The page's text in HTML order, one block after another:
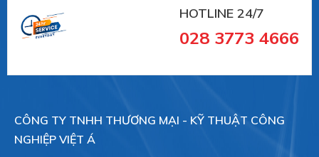
2200 µs
3700 µs
Compressed air as per ISO 8573-1:2010 [7:4:4]
HOTLINE 24/7
028 3773 4666
CÔNG TY TNHH THƯƠNG MẠI - KỸ THUẬT CÔNG
NGHIỆP VIỆT Á